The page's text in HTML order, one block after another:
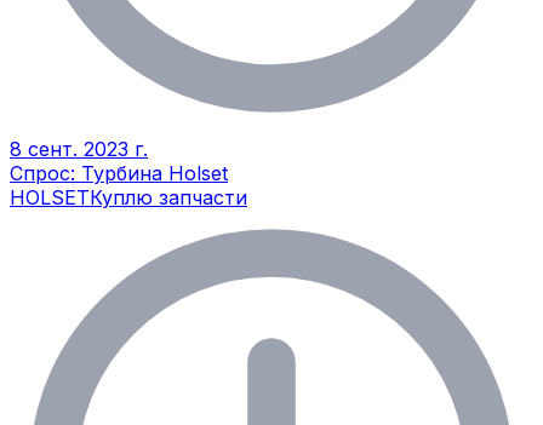
8 сент. 2023 г.
Спрос: Турбина Holset
HOLSETКуплю запчасти